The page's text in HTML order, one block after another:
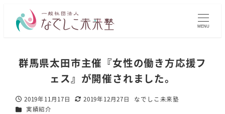
MENU
群馬県太田市主催『女性の働き方応援フ
ェス』が開催されました。
投稿日
2019年11月17日
更新日
2019年12月27日
著
なでしこ未来塾
カテゴリー
実績紹介